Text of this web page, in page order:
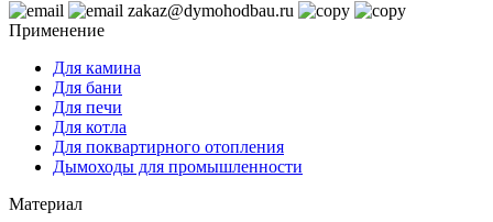
zakaz@dymohodbau.ru
Применение
Для камина
Для бани
Для печи
Для котла
Для поквартирного отопления
Дымоходы для промышленности
Материал